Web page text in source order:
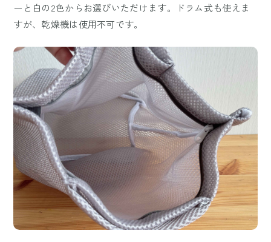
ーと白の2色からお選びいただけます。ドラム式も使えま
すが、乾燥機は使用不可です。